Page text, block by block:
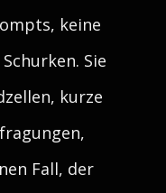
keine
Sie
kurze
Fall, der